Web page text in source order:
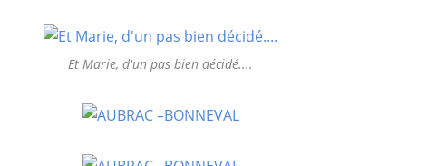
Et Marie, d'un pas bien décidé....